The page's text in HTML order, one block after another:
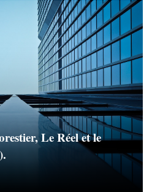
Le Réel et le